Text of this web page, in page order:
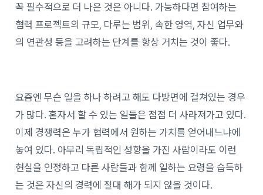
꼭 필수적으로 더 나은 것은 아니다. 가능하다면 참여하는
협력 프로젝트의 규모, 다루는 범위, 속한 영역, 자신 업무와
의 연관성 등을 고려하는 단계를 항상 거치는 것이 좋다.
요즘엔 무슨 일을 하나 하려고 해도 다방면에 걸쳐있는 경우
가 많다. 혼자서 할 수 있는 일들은 점점 더 사라져가고 있다.
이제 경쟁력은 누가 협력에서 원하는 가치를 얻어내느냐에
놓여 있다. 아무리 독립적인 성향을 가진 사람이라도 이런
현실을 인정하고 다른 사람들과 함께 일하는 요령을 습득하
는 것은 자신의 경력에 절대 해가 되지 않을 것이다.